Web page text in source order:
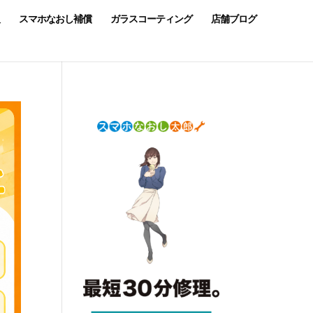
スマホなおし補償 ガラスコーティング 店舗ブログ